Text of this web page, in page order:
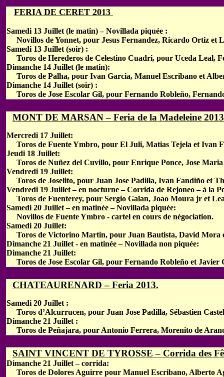
FERIA DE CERET 2013
Samedi 13 Juillet (le matin) – Novillada piquée :
Novillos de Yonnet, pour Jesus Fernandez, Ricardo Ortiz et
Samedi 13 Juillet (soir) :
Toros de Herederos de Celestino Cuadri, pour Uceda Leal,
Dimanche 14 Juillet (le matin):
Toros de Palha, pour Ivan Garcia, Manuel Escribano et
Dimanche 14 Juillet (soir) :
Toros de Jose Escolar Gil, pour Fernando Robleño,
MONT DE MARSAN – Feria de la Madeleine
Mercredi 17 Juillet:
Toros de Fuente Ymbro, pour El Juli, Matias Tejela et Ivan
Jeudi 18 Juillet:
Toros de Nuñez del Cuvillo, pour Enrique Ponce, Jose
Vendredi 19 Juillet:
Toros de Joselito, pour Juan Jose Padilla, Ivan Fandiño et
Vendredi 19 Juillet – en nocturne – Corrida de Rejoneo – à la
Toros de Fuenterey, pour Sergio Galan, Joao Moura jr et
Samedi 20 Juillet – en matinée – Novillada piquée:
Novillos de Fuente Ymbro - cartel en cours de négociation.
Samedi 20 Juillet:
Toros de Victorino Martin, pour Juan Bautista, David Mora
Dimanche 21 Juillet - en matinée – Novillada non piquée:
Dimanche 21 Juillet:
Toros de Jose Escolar Gil, pour Fernando Robleño et Javier
CHATEAURENARD – Feria 2013.
Samedi 20 Juillet :
Toros d’Alcurrucen, pour Juan Jose Padilla, Sébastien
Dimanche 21 Juillet :
Toros de Peñajara, pour Antonio Ferrera, Morenito de
SAINT VINCENT DE TYROSSE – Corrida des
Dimanche 21 Juillet – corrida:
Toros de Dolores Aguirre pour Manuel Escribano, Alberto